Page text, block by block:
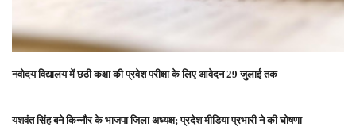
नवोदय विद्यालय में छठी कक्षा की प्रवेश परीक्षा के लिए आवेदन 29 जुलाई तक
यशवंत सिंह बने किन्नौर के भाजपा जिला अध्यक्ष; प्रदेश मीडिया प्रभारी ने की घोषणा